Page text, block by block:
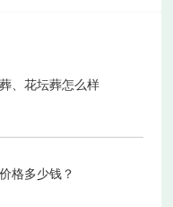
、花坛葬怎么样
格多少钱？